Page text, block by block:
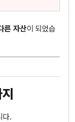
른 자산이 되었습
다.